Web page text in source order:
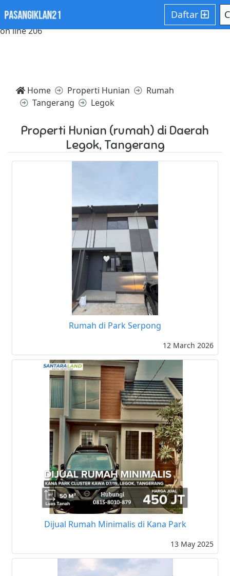
Notice: Trying to access array offset on value of type null in
/home/websiteden/public_html/pasangiklan21.com/core/
on line 206
Daftar
Home Properti Hunian
Rumah
Tangerang
Legok
Properti Hunian (rumah) di Daerah
Legok, Tangerang
Rumah di Park Serpong
12 March 2026
Dijual Rumah Minimalis di Kana Park
13 May 2025